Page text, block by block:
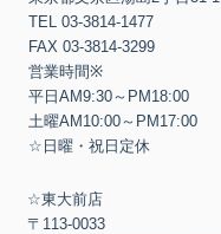
TEL 03-3814-1477
FAX 03-3814-3299
営業時間※
平日 AM9:30～ PM18:00
土曜AM10:00～ PM17:00
☆ 日曜・祝日定休
☆東大前店
〒 113-0033